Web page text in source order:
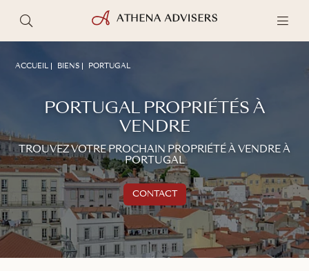
ACCUEIL BIENS PORTUGAL
PORTUGAL PROPRIÉTÉS À
VENDRE
TROUVEZ VOTRE PROCHAIN PROPRIÉTÉ À VENDRE À
PORTUGAL
CONTACT
Nous contacter